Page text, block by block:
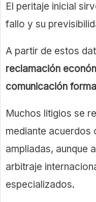
El peritaje inicial
fallo y su
A partir de estos
reclamación
comunicación
Muchos litigios se
mediante acuerdos
ampliadas, aunque
arbitraje
especializados.